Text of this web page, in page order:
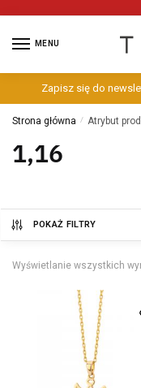
MENU
Zapisz się do
Strona główna / Atrybut
1,16
POKAŻ FILTRY
Wyświetlanie wszystkich